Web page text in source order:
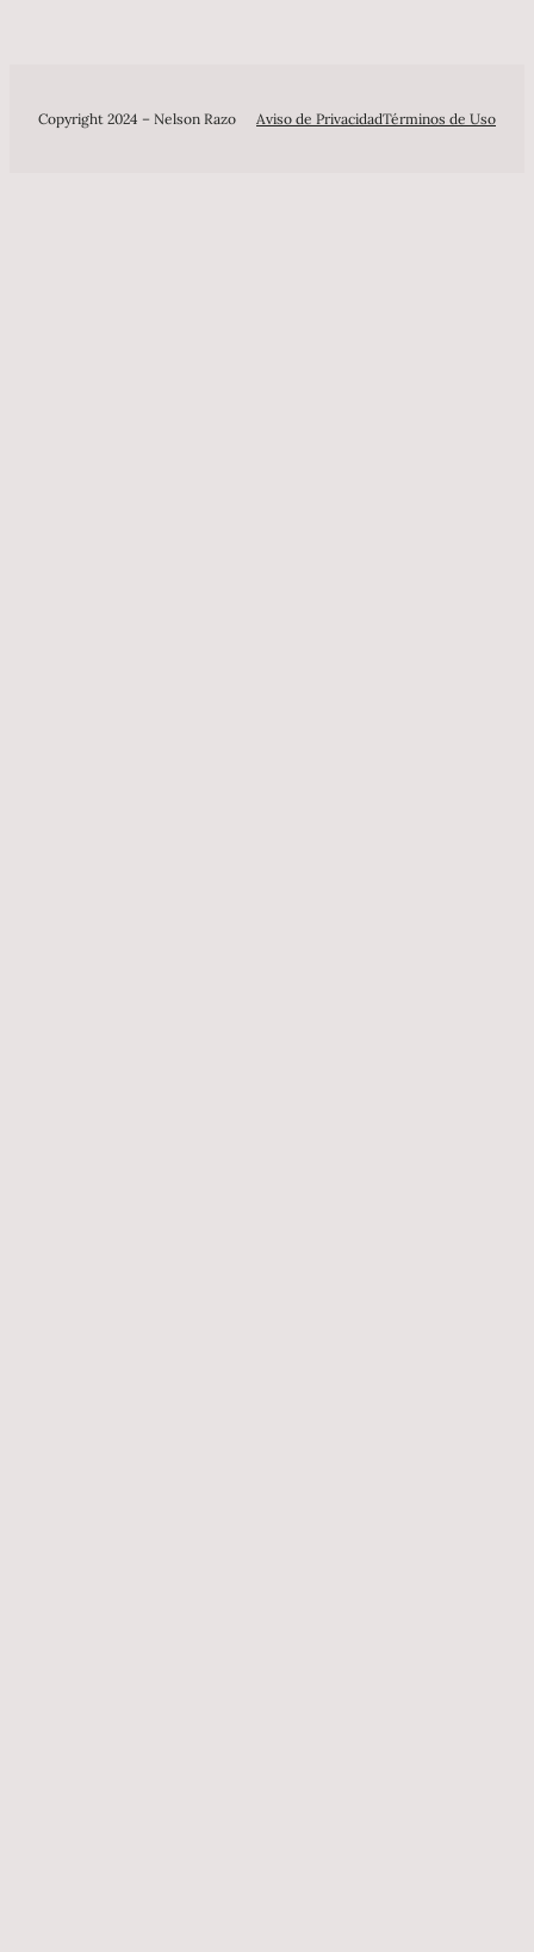
Copyright 2024 – Nelson Razo Aviso de PrivacidadTérminos de Uso